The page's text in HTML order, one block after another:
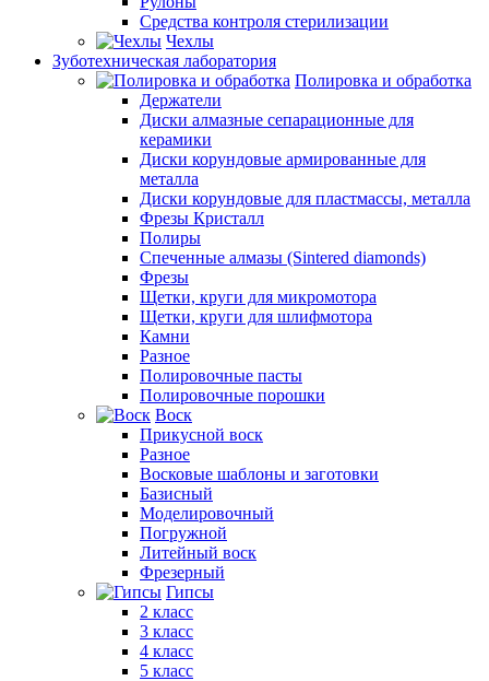
Средства контроля стерилизации
Чехлы
Зуботехническая лаборатория
Полировка и обработка
Держатели
Диски алмазные сепарационные для
керамики
Диски корундовые армированные для
металла
Диски корундовые для пластмассы, металла
Фрезы Кристалл
Полиры
Спеченные алмазы (Sintered diamonds)
Фрезы
Щетки, круги для микромотора
Щетки, круги для шлифмотора
Камни
Разное
Полировочные пасты
Полировочные порошки
Воск
Прикусной воск
Разное
Восковые шаблоны и заготовки
Базисный
Моделировочный
Погружной
Литейный воск
Фрезерный
Гипсы
2 класс
3 класс
4 класс
5 класс